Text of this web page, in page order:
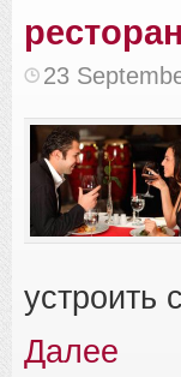
23
устроить
Далее